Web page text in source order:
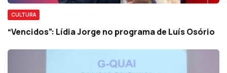
CULTURA
“Vencidos”: Lídia Jorge no programa de Luís Osório